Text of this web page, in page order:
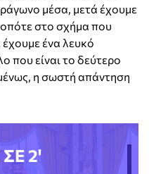
μέσα, μετά έχουμε
στο σχήμα που
ένα λευκό
που είναι το δεύτερο
η σωστή απάντηση
ΣΕ 2'